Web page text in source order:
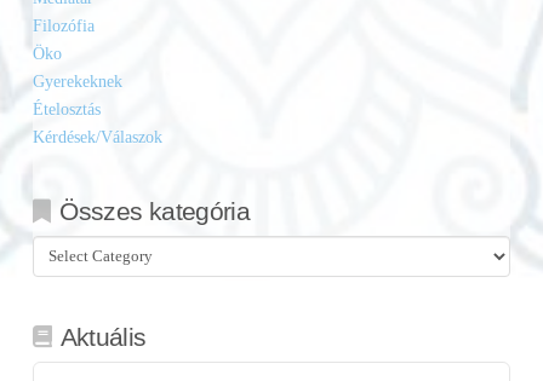
Filozófia
Öko
Gyerekeknek
Ételosztás
Kérdések/Válaszok
Összes kategória
Összes
kategória
Aktuális